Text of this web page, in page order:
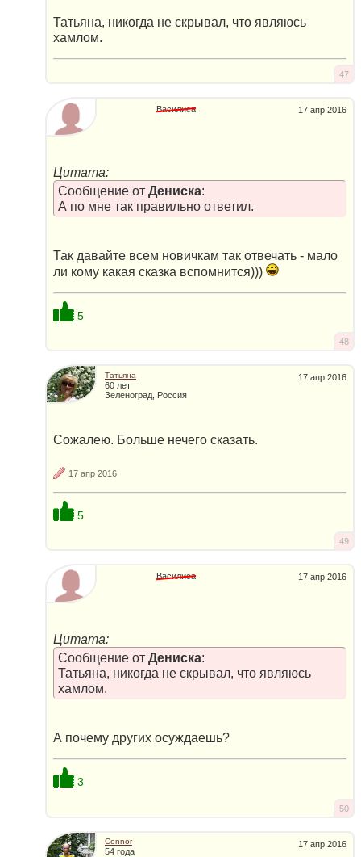
Татьяна, никогда не скрывал, что являюсь
хамлом.
47
17 апр 2016
Василиса
Цитата:
Сообщение от Дениска:
А по мне так правильно ответил.
Так давайте всем новичкам так отвечать - мало
ли кому какая сказка вспомнится)))
5
48
17 апр 2016
Татьяна
60 лет
Зеленоград, Россия
Сожалею. Больше нечего сказать.
17 апр 2016
5
49
17 апр 2016
Василиса
Цитата:
Сообщение от Дениска:
Татьяна, никогда не скрывал, что являюсь
хамлом.
А почему других осуждаешь?
3
50
17 апр 2016
Connor
54 года